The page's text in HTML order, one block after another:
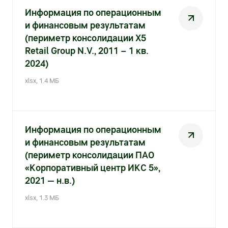
Стратегия устойчивого развития
Фонд «Выручаем»
Поставщикам
Отправить коммерческое предложение
Проведение конкурсных закупок
Качество
Сервисы для поставщиков
Анализ покупательского поведения
Логистические данные от торговых сетей
Эффективность товародвижения
Акции
Акции и акционерный капитал
Дивидендная история
Аналитическое покрытие
Архив котировок
Калькулятор инвестора
Долговые инструменты
Публичный долг
Контакты для прессы
Информация по операционным
и финансовым результатам
(периметр консолидации X5
Retail Group N.V., 2011 – 1 кв.
2024)
xlsx, 1.4 МБ
Информация по операционным
и финансовым результатам
(периметр консолидации ПАО
«Корпоративный центр ИКС 5»,
2021 — н.в.)
xlsx, 1.3 МБ